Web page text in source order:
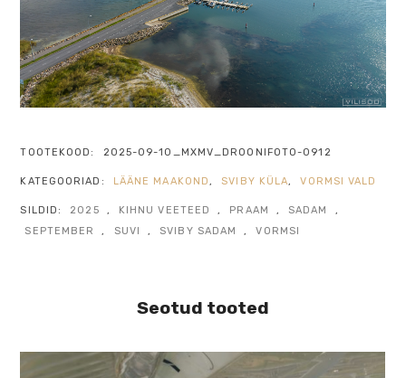
TOOTEKOOD: 2025-09-10_MXMV_DROONIFOTO-0912
KATEGOORIAD: LÄÄNE MAAKOND, SVIBY KÜLA, VORMSI VALD
SILDID: 2025 , KIHNU VEETEED , PRAAM , SADAM
,
SEPTEMBER
, SUVI , SVIBY SADAM , VORMSI
Seotud tooted